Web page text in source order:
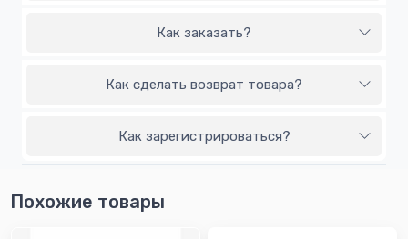
Как заказать?
Как сделать возврат товара?
Как зарегистрироваться?
Похожие товары